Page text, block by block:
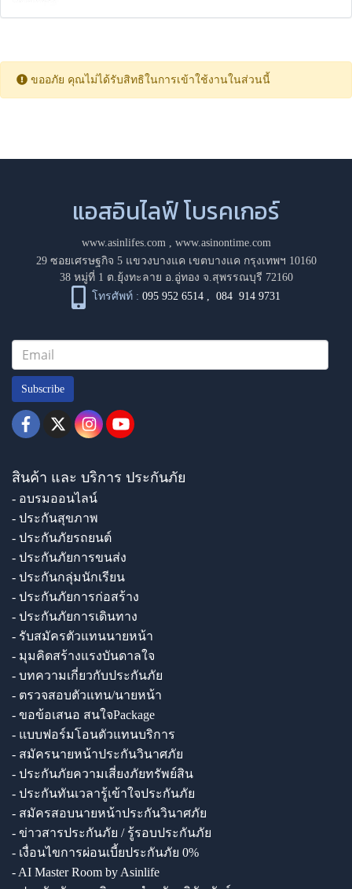
ขออภัย คุณไม่ได้รับสิทธิในการเข้าใช้งานในส่วนนี้
แอสอินไลฟ์ โบรคเกอร์
www.asinlifes.com, www.asinontime.com
29 ซอยเศรษฐกิจ 5 แขวงบางแค เขตบางแค กรุงเทพฯ 10160
38 หมู่ที่ 1 ต.ยุ้งทะลาย อ.อู่ทอง จ.สุพรรณบุรี 72160
โทรศัพท์ : 095 952 6514 ,084 914 9731
Subscribe
สินค้า และ บริการ ประกันภัย
- อบรมออนไลน์
- ประกันสุขภาพ
- ประกันภัยรถยนต์
- ประกันภัยการขนส่ง
- ประกันกลุ่มนักเรียน
- ประกันภัยการก่อสร้าง
- ประกันภัยการเดินทาง
- รับสมัครตัวแทนนายหน้า
- มุมคิดสร้างแรงบันดาลใจ
- บทความเกี่ยวกับประกันภัย
- ตรวจสอบตัวแทน/นายหน้า
- ขอข้อเสนอ สนใจPackage
- แบบฟอร์มโอนตัวแทนบริการ
- สมัครนายหน้าประกันวินาศภัย
- ประกันภัยความเสี่ยงภัยทรัพย์สิน
- ประกันทันเวลารู้เข้าใจประกันภัย
- สมัครสอบนายหน้าประกันวินาศภัย
- ข่าวสารประกันภัย / รู้รอบประกันภัย
- เงื่อนไขการผ่อนเบี้ยประกันภัย 0%
- AI Master Room by Asinlife